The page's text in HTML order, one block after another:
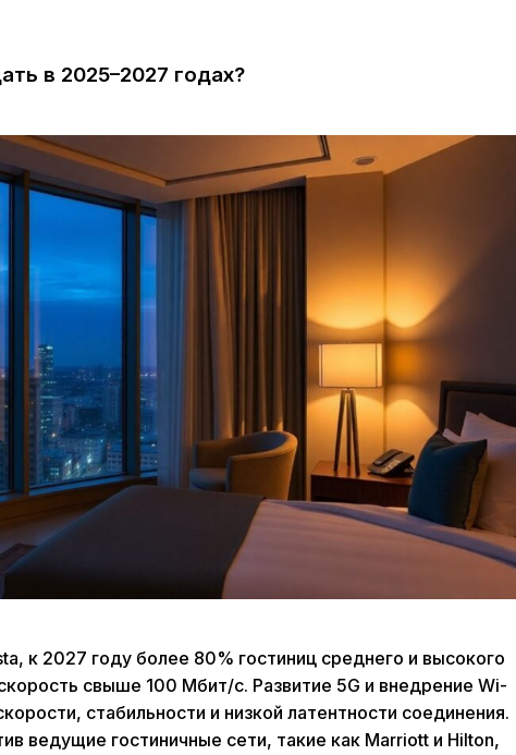
в 2025–2027 годах?
к 2027 году более 80% гостиниц среднего и высокого
свыше 100 Мбит/с. Развитие 5G и внедрение Wi-
стабильности и низкой латентности соединения.
ведущие гостиничные сети, такие как Marriott и Hilton,